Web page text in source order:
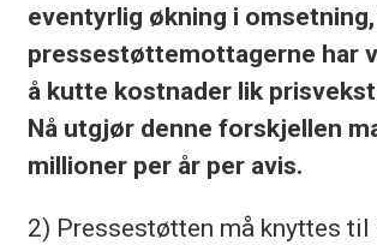
eventyrlig økning i
pressestøttemottagerne har
å kutte kostnader lik
Nå utgjør denne forskjellen
millioner per år per avis.
2) Pressestøtten må knyttes til